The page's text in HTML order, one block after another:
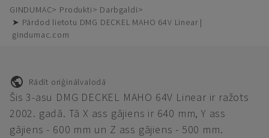
GINDUMAC Produkti
Darbgaldi
➤ Pārdod lietotu DMG DECKEL MAHO 64V Linear |
gindumac.com
Rādīt oriģinālvalodā
Šis 3-asu DMG DECKEL MAHO 64V Linear ir ražots
2002. gadā. Tā X ass gājiens ir 640 mm, Y ass
gājiens - 600 mm un Z ass gājiens - 500 mm.